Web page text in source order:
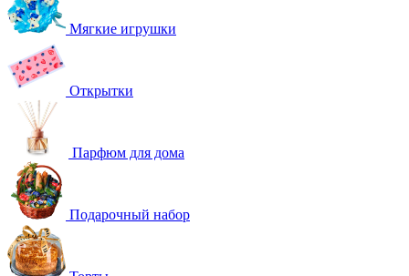
Мягкие игрушки
Открытки
Парфюм для дома
Подарочный набор